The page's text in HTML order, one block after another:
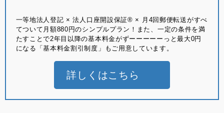
⼀等地法⼈登記 × 法⼈⼝座開設保証® × ⽉4回郵便転送がすべ
てついて月額880円のシンプルプラン！また、一定の条件を満
たすことで2年目以降の基本料金がずーーーーーっと最大0円
になる「基本料金割引制度」もご用意しています。
詳しくはこちら